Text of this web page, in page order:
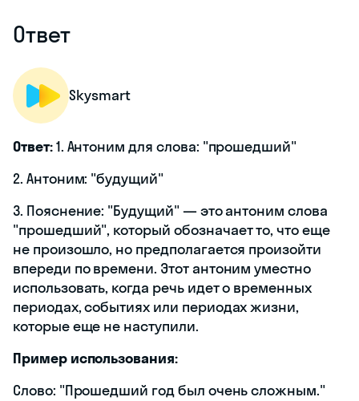
Ответ
Skysmart
Ответ:1. Антоним для слова: "прошедший"
2. Антоним: "будущий"
3. Пояснение: "Будущий" — это антоним слова
"прошедший", который обозначает то, что еще
не произошло, но предполагается произойти
впереди по времени. Этот антоним уместно
использовать, когда речь идет о временных
периодах, событиях или периодах жизни,
которые еще не наступили.
Пример использования:
Слово: "Прошедший год был очень сложным."